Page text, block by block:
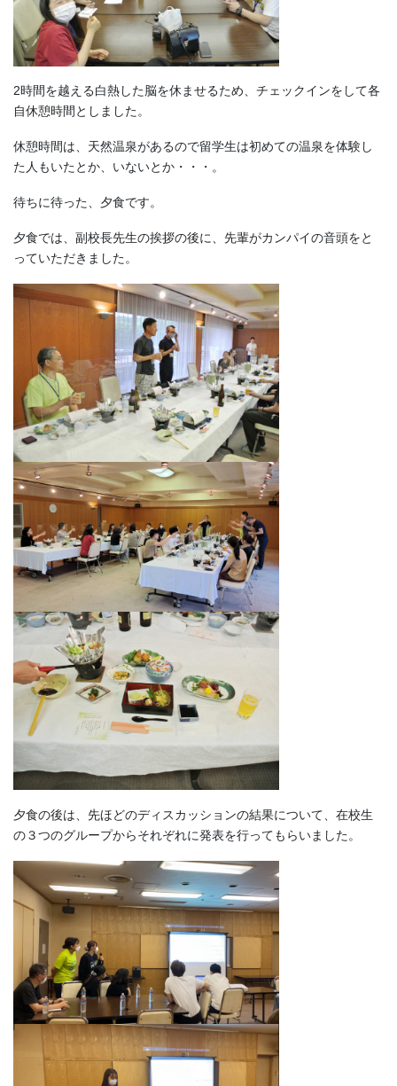
2時間を越える白熱した脳を休ませるため、チェックインをして各
自休憩時間としました。
休憩時間は、天然温泉があるので留学生は初めての温泉を体験し
た人もいたとか、いないとか・・・。
待ちに待った、夕食です。
夕食では、副校長先生の挨拶の後に、先輩がカンパイの音頭をと
っていただきました。
夕食の後は、先ほどのディスカッションの結果について、在校生
の３つのグループからそれぞれに発表を行ってもらいました。